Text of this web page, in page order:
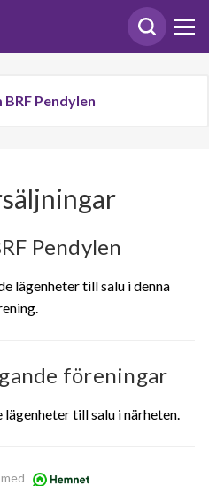
Pendylen
Pendylen
lägenheter till salu i denna
föreningar
till salu i närheten.